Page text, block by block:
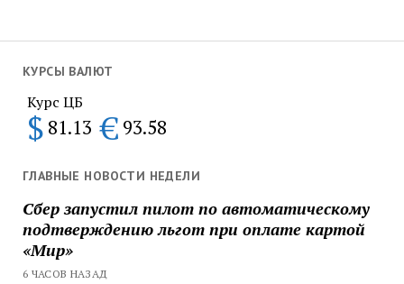
КУРСЫ ВАЛЮТ
Курс ЦБ
$ 81.13 € 93.58
ГЛАВНЫЕ НОВОСТИ НЕДЕЛИ
Сбер запустил пилот по автоматическому
подтверждению льгот при оплате картой
«Мир»
6 ЧАСОВ НАЗАД